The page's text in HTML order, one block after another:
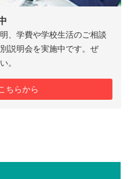
、学費や学校生活のご相談
説明会を実施中です。ぜ
。
ちらから